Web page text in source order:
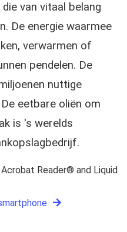
van vitaal belang
De energie waarmee
verwarmen of
pendelen. De
nuttige
eetbare oliën om
is 's werelds
Reader® and Liquid